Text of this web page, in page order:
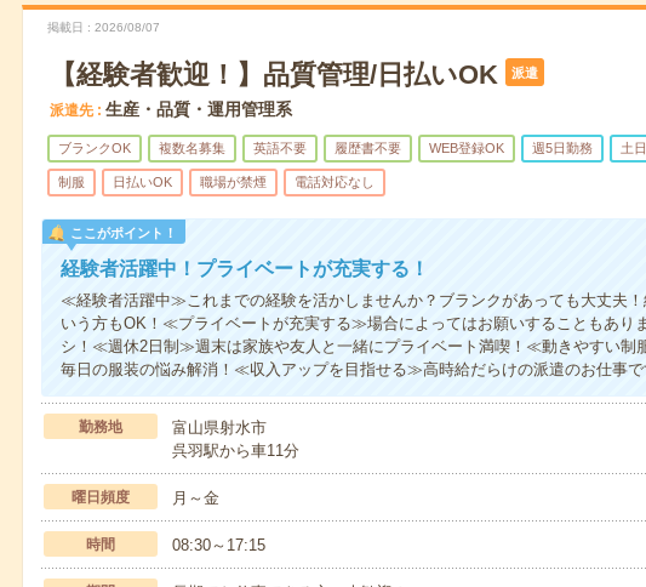
掲載日 2026/08/07
【経験者歓迎！】品質管理/日払いOK 派遣
派遣先 生産・品質・運用管理系
ブランクOK 複数名募集 英語不要 履歴書不要 WEB登録OK 週5日勤務 土
制服 日払いOK 職場が禁煙 電話対応なし
ここがポイント！
経験者活躍中！プライベートが充実する！
≪経験者活躍中≫これまでの経験を活かしませんか？ブランクがあっても大丈夫
いう方もOK！≪プライベートが充実する≫場合によってはお願いすることもあり
シ！≪週休2日制≫週末は家族や友人と一緒にプライベート満喫！≪動きやすい制
毎日の服装の悩み解消！≪収入アップを目指せる≫高時給だらけの派遣のお仕事で
勤務地
富山県射水市
呉羽駅から車11分
曜日頻度 月～金
時間 08:30～17:15